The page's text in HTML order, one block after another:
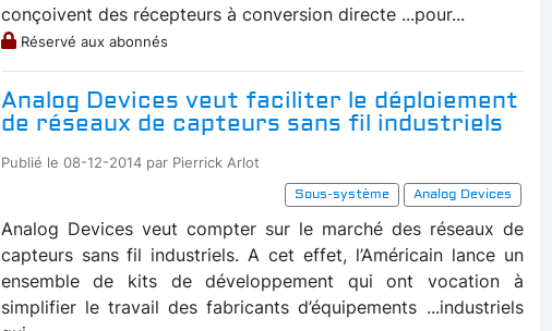
conçoivent des récepteurs à conversion directe ...pour...
Réservé aux abonnés
Analog Devices veut faciliter le déploiement
de réseaux de capteurs sans fil industriels
Publié le 08-12-2014 par Pierrick Arlot
Sous-système
Analog Devices
Analog Devices veut compter sur le marché des réseaux de
capteurs sans fil industriels. A cet effet, l’Américain lance un
ensemble de kits de développement qui ont vocation à
simplifier le travail des fabricants d’équipements ...industriels